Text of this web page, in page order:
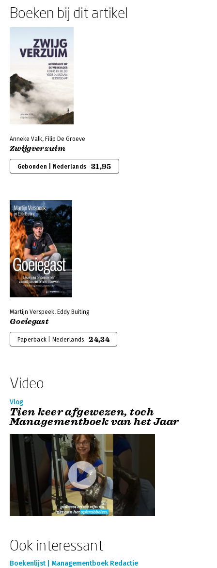
Boeken bij dit artikel
Anneke Valk, Filip De Groeve
Zwijgverzuim
Gebonden | Nederlands 31,95
Martijn Verspeek, Eddy Buiting
Goeiegast
Paperback | Nederlands 24,34
Video
Vlog
Tien keer afgewezen, toch
Managementboek van het Jaar
Ook interessant
Boekenlijst | Managementboek Redactie